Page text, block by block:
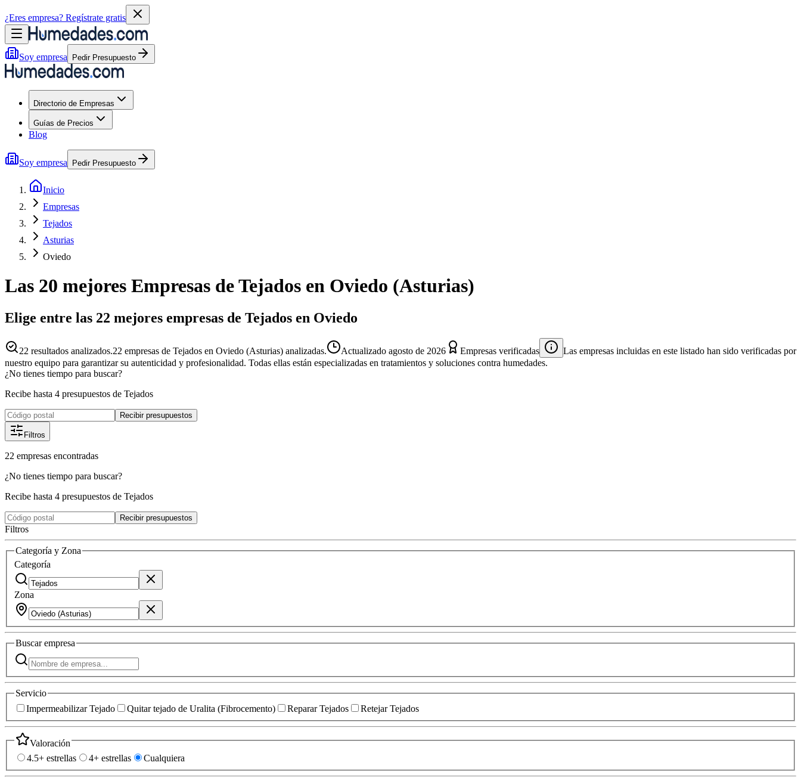
¿Eres empresa? Regístrate gratis
Soy empresa Pedir Presupuesto
Directorio de Empresas
Guías de Precios
Blog
Soy empresa Pedir Presupuesto
Inicio
Empresas
Tejados
Asturias
Oviedo
Las 20 mejores Empresas deTejados en Oviedo (Asturias)
Elige entre las 22 mejores empresas de Tejados en Oviedo
22 resultados analizados.22 empresas de Tejados en Oviedo (Asturias) analizadas. Actualizado agosto de 2026 Empresas verificadas
Las empresas incluidas en este listado han sido verificadas por
nuestro equipo para garantizar su autenticidad y profesionalidad. Todas ellas están especializadas en tratamientos y soluciones contra humedades.
¿No tienes tiempo para buscar?
Recibe hasta 4 presupuestos de Tejados
Recibir presupuestos
Filtros
22 empresas encontradas
¿No tienes tiempo para buscar?
Recibe hasta 4 presupuestos de Tejados
Recibir presupuestos
Filtros
Categoría y Zona
Categoría
Zona
Buscarempresa
Servicio
Impermeabilizar Tejado
Quitar tejado de Uralita (Fibrocemento) Reparar Tejados Retejar Tejados
Valoración
4.5+ estrellas
4+ estrellas Cualquiera